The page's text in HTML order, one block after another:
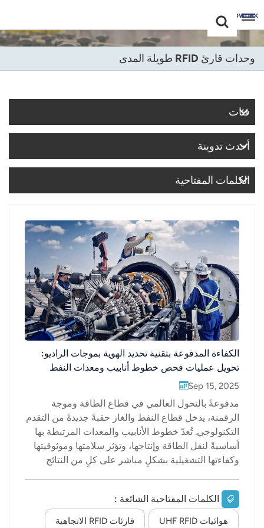
+86 -18681515767
English
Français
Deutsch
Italiano
Português
Nederland
عربي
日语
한국어
Türk
Ελληνικά
Melayu
Polski
Tiếng Việt
Indonesia
وحدات قارئ RFID طويلة المدى
فئات
أحدث تدوينة
الكلمات المفتاحية
الكفاءة المدفوعة بتقنية تحديد الهوية بموجات الراديو:
تحويل عمليات فحص خطوط أنابيب ومعدات النفط
والغاز
Sep 15, 2025
مدفوعةً بالتحول العالمي في قطاع الطاقة وموجة
الرقمنة، يدخل قطاع النفط والغاز حقبةً جديدةً من التقدم
التكنولوجي. تُعدّ خطوط الأنابيب والمعدات المرتبطة بها
أساسيةً لنقل الطاقة وإنتاجها، وتؤثر سلامتها وموثوقيتها
وكفاءتها التشغيلية بشكلٍ مباشر على كلٍ من النتائج
عمليات الفحص اليدوية التقليدية تحدياتٍ مثل عدم
الكفاءة، وعدم اكتمال تسجيل البيانات، وارتفاع مخاطر
السلامة، مما يجعلها غير مناسبة لمتطلبات الإدارة الذكية
الكلمات المفتاحية الشائعة :
هوائيات UHF RFID قارئات RFID الاتجاهية